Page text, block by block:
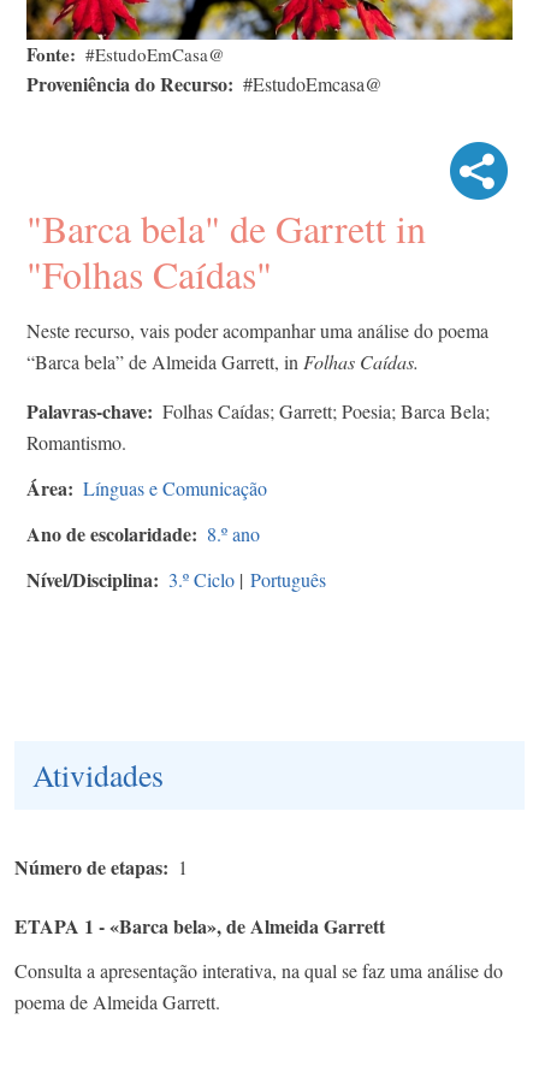
Fonte #EstudoEmCasa@
Proveniência do Recurso #EstudoEmcasa@
"Barca bela" de Garrett in
"Folhas Caídas"
Neste recurso, vais poder acompanhar uma análise do poema
“Barca bela” de Almeida Garrett, in Folhas Caídas.
Palavras-chave
Folhas Caídas; Garrett; Poesia; Barca Bela;
Romantismo.
Área Línguas e Comunicação
Ano de escolaridade 8.º ano
Nível/Disciplina 3.º Ciclo | Português
Atividades
Número de etapas 1
ETAPA 1 - «Barca bela», de Almeida Garrett
Consulta a apresentação interativa, na qual se faz uma análise do
poema de Almeida Garrett.